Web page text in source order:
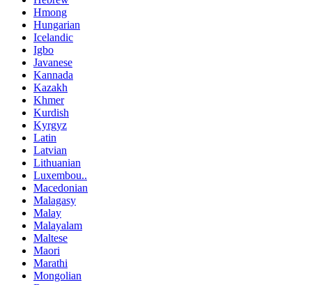
Hmong
Hungarian
Icelandic
Igbo
Javanese
Kannada
Kazakh
Khmer
Kurdish
Kyrgyz
Latin
Latvian
Lithuanian
Luxembou..
Macedonian
Malagasy
Malay
Malayalam
Maltese
Maori
Marathi
Mongolian